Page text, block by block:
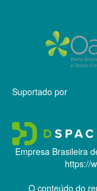
Suportado por
Empresa Brasileira
https://
O conteúdo do